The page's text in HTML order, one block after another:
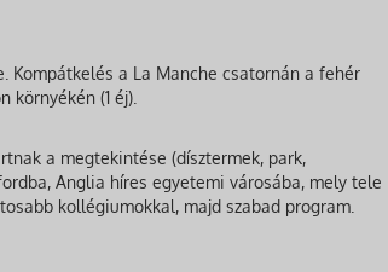
Kompátkelés a La Manche csatornán a fehér
(1 éj).
a megtekintése (dísztermek, park,
Anglia híres egyetemi városába, mely tele
kollégiumokkal, majd szabad program.